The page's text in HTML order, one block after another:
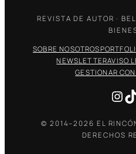
REVISTA DE AUTOR ·
SOBRE NOSOTROS
NEWSLETTERAVISO
GESTIONAR
© 2014–2026 EL
DERECHOS